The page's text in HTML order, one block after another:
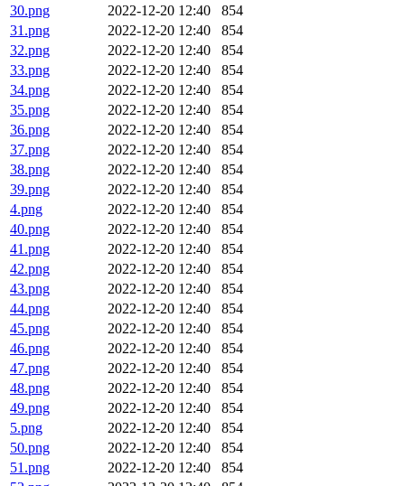
30.png
2022-12-20 12:40
854
31.png
2022-12-20 12:40
854
32.png
2022-12-20 12:40
854
33.png
2022-12-20 12:40
854
34.png
2022-12-20 12:40
854
35.png
2022-12-20 12:40
854
36.png
2022-12-20 12:40
854
37.png
2022-12-20 12:40
854
38.png
2022-12-20 12:40
854
39.png
2022-12-20 12:40
854
4.png
2022-12-20 12:40
854
40.png
2022-12-20 12:40
854
41.png
2022-12-20 12:40
854
42.png
2022-12-20 12:40
854
43.png
2022-12-20 12:40
854
44.png
2022-12-20 12:40
854
45.png
2022-12-20 12:40
854
46.png
2022-12-20 12:40
854
47.png
2022-12-20 12:40
854
48.png
2022-12-20 12:40
854
49.png
2022-12-20 12:40
854
5.png
2022-12-20 12:40
854
50.png
2022-12-20 12:40
854
51.png
2022-12-20 12:40
854